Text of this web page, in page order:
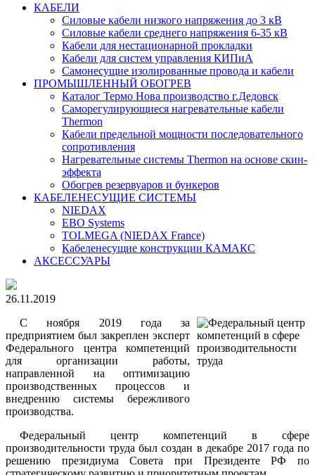
КАБЕЛИ
Силовые кабели низкого напряжения до 3 кВ
Силовые кабели среднего напряжения 6-35 кВ
Кабели для нестационарной прокладки
Кабели для систем управления КИПиА
Самонесущие изолированные провода и кабели
ПРОМЫШЛЕННЫЙ ОБОГРЕВ
Каталог Термо Нова производство г.Дедовск
Саморегулирующиеся нагревательные кабели
Thermon
Кабели предельной мощности последовательного
сопротивления
Нагревательные системы Thermon на основе скин-
эффекта
Обогрев резервуаров и бункеров
КАБЕЛЕНЕСУЩИЕ СИСТЕМЫ
NIEDAX
EBO Systems
TOLMEGA (NIEDAX France)
Кабеленесущие конструкции КАМАКС
АКСЕССУАРЫ
26.11.2019
С ноября 2019 года за
предприятием был закреплен эксперт
Федерального центра компетенций
для организации работы,
направленной на оптимизацию
производственных процессов и
внедрению системы бережливого
производства.
Федеральный центр компетенций в сфере
производительности труда был создан в декабре 2017 года по
решению президиума Совета при Президенте РФ по